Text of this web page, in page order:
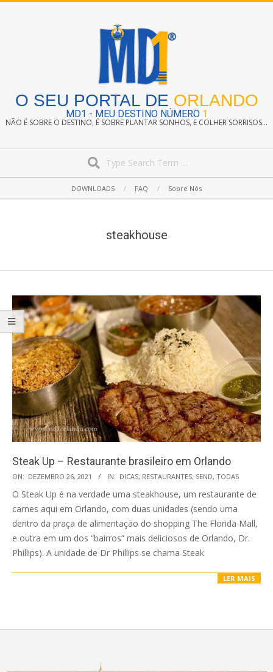
O SEU PORTAL DE ORLANDO
MD1 - MEU DESTINO NÚMERO 1
NÃO É SOBRE O DESTINO, É SOBRE PLANTAR SONHOS, E COLHER SORRISOS...
Navigation
DOWNLOADS FAQ Sobre Nós
steakhouse
Steak Up – Restaurante brasileiro em Orlando
2021-
12-
26
ON: DEZEMBRO 26, 2021 IN: DICAS, RESTAURANTES, SEND, TODAS
O Steak Up é na verdade uma steakhouse, um restaurante de
carnes aqui em Orlando, com duas unidades (sendo uma
dentro da praça de alimentação do shopping The Florida Mall,
e outra em um dos “bairros” mais deliciosos de Orlando, Dr.
Phillips). A unidade de Dr Phillips se chama Steak
LER MAIS